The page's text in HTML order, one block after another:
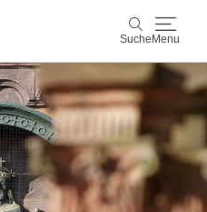
Suche Menu
Suche
Natur
Städte